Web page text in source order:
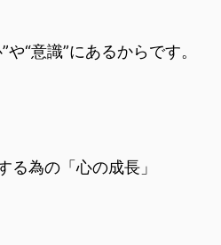
“意識”にあるからです。
る為の「心の成長」